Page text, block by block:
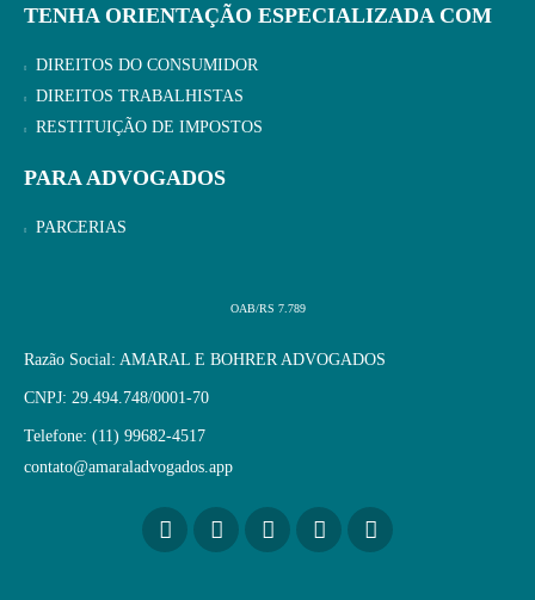
TENHA ORIENTAÇÃO ESPECIALIZADA COM
DIREITOS DO CONSUMIDOR
DIREITOS TRABALHISTAS
RESTITUIÇÃO DE IMPOSTOS
PARA ADVOGADOS
PARCERIAS
OAB/RS 7.789
Razão Social: AMARAL E BOHRER ADVOGADOS
CNPJ: 29.494.748/0001-70
Telefone: (11) 99682-4517
contato@amaraladvogados.app